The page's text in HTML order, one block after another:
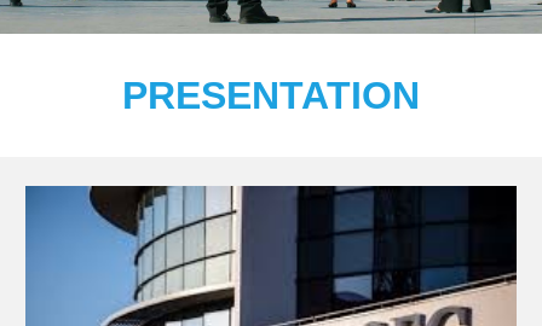
PRESENTATION